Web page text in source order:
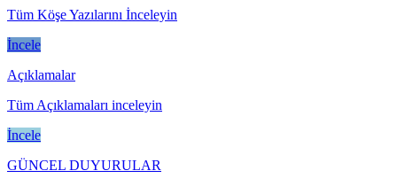
Tüm Köşe Yazılarını İnceleyin
İncele
Açıklamalar
Tüm Açıklamaları inceleyin
İncele
GÜNCEL DUYURULAR